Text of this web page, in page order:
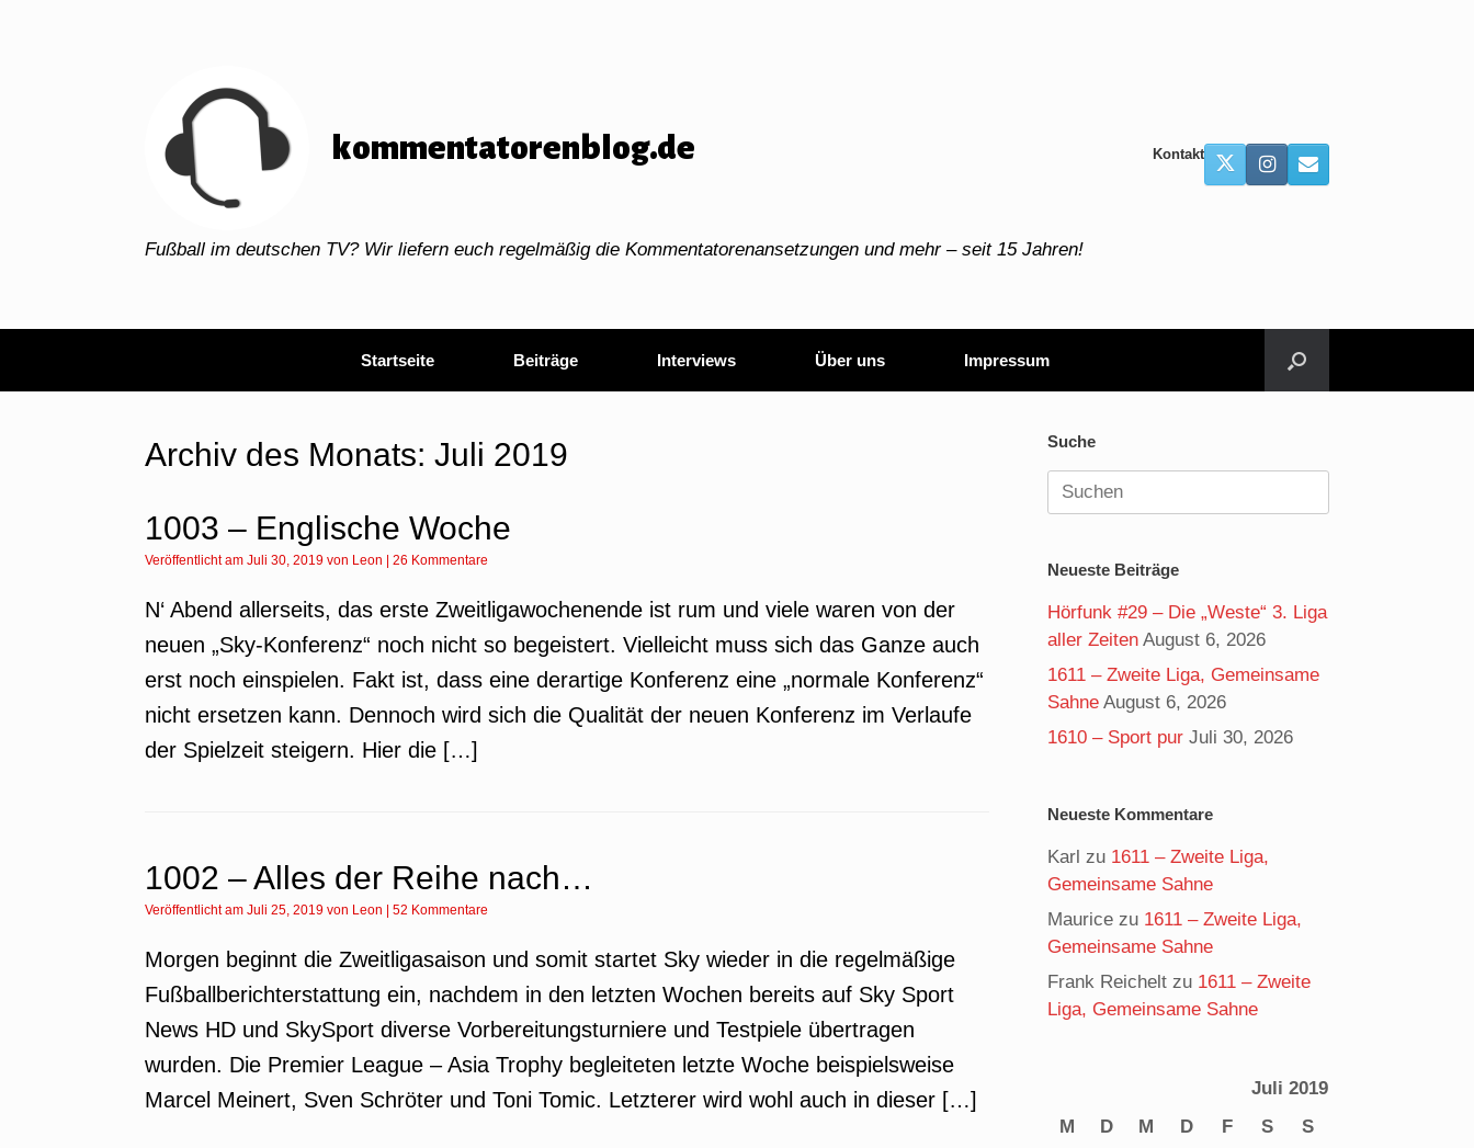
kommentatorenblog.de
Fußball im deutschen TV? Wir liefern euch regelmäßig die Kommentatorenansetzungen und mehr – seit 15 Jahren!
Kontakt
Startseite Beiträge Interviews Über uns Impressum
Archiv des Monats: Juli 2019
1003 – Englische Woche
Veröffentlicht am Juli 30, 2019 von Leon 26 Kommentare
N‘ Abend allerseits, das erste Zweitligawochenende ist rum und viele waren von der
neuen „Sky-Konferenz“ noch nicht so begeistert. Vielleicht muss sich das Ganze auch
erst noch einspielen. Fakt ist, dass eine derartige Konferenz eine „normale Konferenz“
nicht ersetzen kann. Dennoch wird sich die Qualität der neuen Konferenz im Verlaufe
der Spielzeit steigern. Hier die […]
1002 – Alles der Reihe nach…
Veröffentlicht am Juli 25, 2019 von Leon 52 Kommentare
Morgen beginnt die Zweitligasaison und somit startet Sky wieder in die regelmäßige
Fußballberichterstattung ein, nachdem in den letzten Wochen bereits auf Sky Sport
News HD und SkySport diverse Vorbereitungsturniere und Testpiele übertragen
wurden. Die Premier League – Asia Trophy begleiteten letzte Woche beispielsweise
Marcel Meinert, Sven Schröter und Toni Tomic. Letzterer wird wohl auch in dieser […]
Suche
Suchen
nach:
Neueste Beiträge
Hörfunk #29 – Die „Weste“ 3. Liga
aller Zeiten August 6, 2026
1611 – Zweite Liga, Gemeinsame
Sahne August 6, 2026
1610 – Sport pur Juli 30, 2026
Neueste Kommentare
Karl zu 1611 – Zweite Liga,
Gemeinsame Sahne
Maurice zu 1611 – Zweite Liga,
Gemeinsame Sahne
Frank Reichelt zu 1611 – Zweite
Liga, Gemeinsame Sahne
Juli 2019
M
D M D F S
S